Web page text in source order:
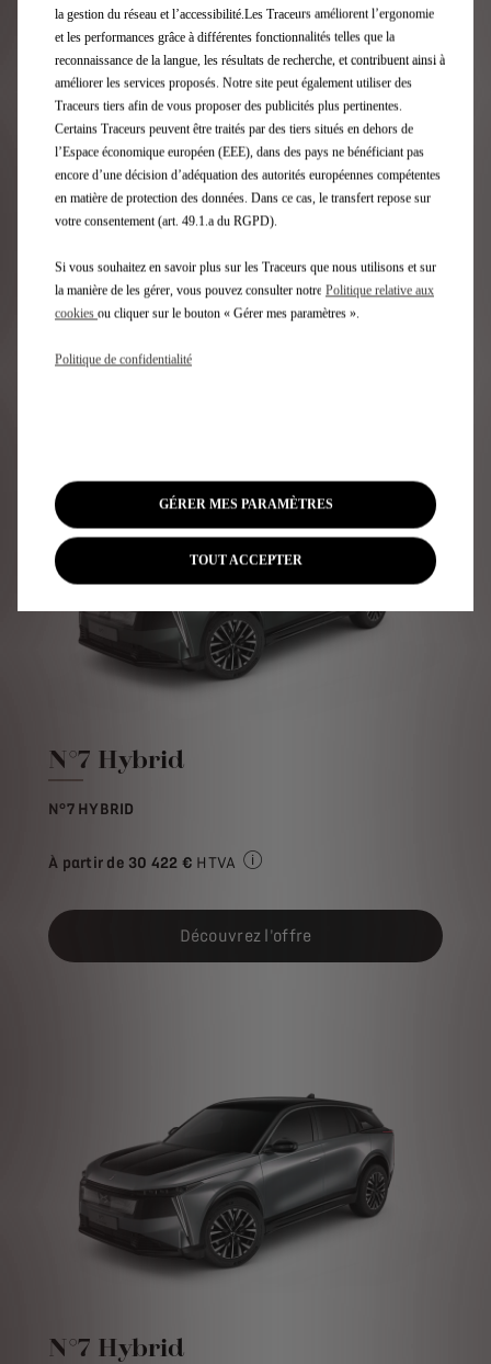
PALLAS E-TENSE 215
À partir de33 964 €HTVA
Prix de vente HTVA pour
Découvrez l'offre
N°7
N°7 Hybrid
N°7 HYBRID
À partir de 30 422 € HTVA
Découvrez l'offre
N°7 Hybrid
la gestion du réseau et l’accessibilité.Les Traceurs améliorent l’ergonomie
et les performances grâce à différentes fonctionnalités telles que la
reconnaissance de la langue, les résultats de recherche, et contribuent ainsi à
améliorer les services proposés. Notre site peut également utiliser des
Traceurs tiers afin de vous proposer des publicités plus pertinentes.
Certains Traceurs peuvent être traités par des tiers situés en dehors de
l’Espace économique européen (EEE), dans des pays ne bénéficiant pas
encore d’une décision d’adéquation des autorités européennes compétentes
en matière de protection des données. Dans ce cas, le transfert repose sur
votre consentement (art. 49.1.a du RGPD).
Si vous souhaitez en savoir plus sur les Traceurs que nous utilisons et sur
la manière de les gérer, vous pouvez consulter notre Politique relative aux
cookies ou cliquer sur le bouton « Gérer mes paramètres ».
Politique de confidentialité
GÉRER MES PARAMÈTRES
TOUT ACCEPTER